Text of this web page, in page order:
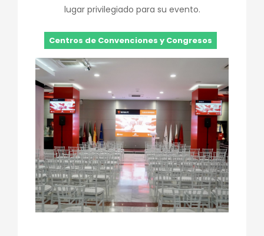
lugar privilegiado para su evento.
Centros de Convenciones y Congresos